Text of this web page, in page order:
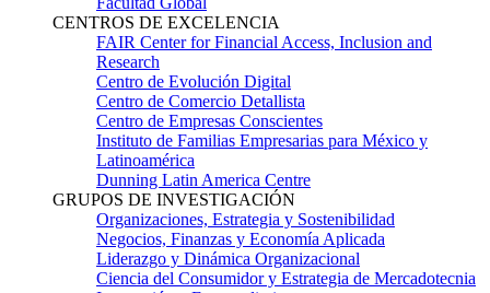
CENTROS DE EXCELENCIA
FAIR Center for Financial Access, Inclusion and
Research
Centro de Evolución Digital
Centro de Comercio Detallista
Centro de Empresas Conscientes
Instituto de Familias Empresarias para México y
Latinoamérica
Dunning Latin America Centre
GRUPOS DE INVESTIGACIÓN
Organizaciones, Estrategia y Sostenibilidad
Negocios, Finanzas y Economía Aplicada
Liderazgo y Dinámica Organizacional
Ciencia del Consumidor y Estrategia de Mercadotecnia